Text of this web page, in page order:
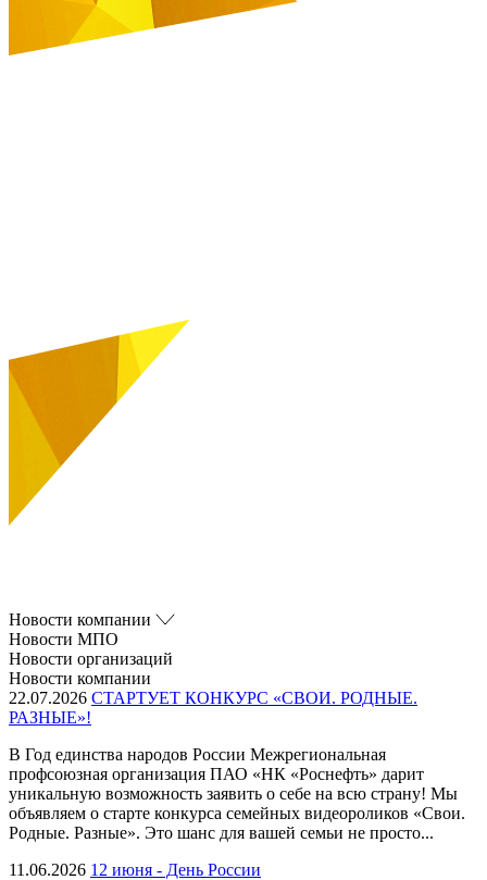
Новости компании
Новости МПО
Новости организаций
Новости компании
22.07.2026 СТАРТУЕТ КОНКУРС «СВОИ. РОДНЫЕ.
РАЗНЫЕ»!
В Год единства народов России Межрегиональная
профсоюзная организация ПАО «НК «Роснефть» дарит
уникальную возможность заявить о себе на всю страну! Мы
объявляем о старте конкурса семейных видеороликов «Свои.
Родные. Разные». Это шанс для вашей семьи не просто...
11.06.2026 12 июня - День России